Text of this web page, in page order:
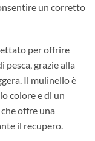
un corretto
per offrire
grazie alla
Il mulinello è
colore e di un
offre una
il recupero.